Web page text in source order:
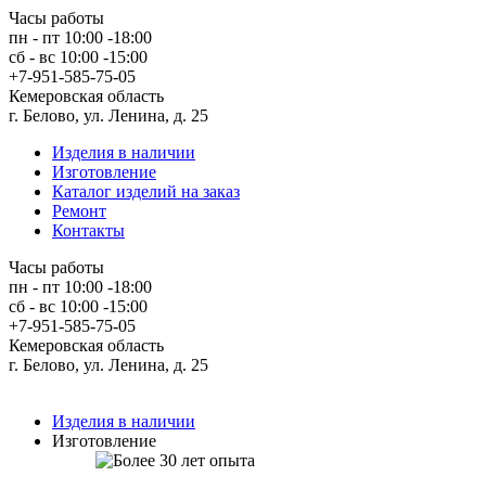
Часы работы
пн - пт 10:00 -18:00
сб - вс 10:00 -15:00
+7-951-585-75-05
Кемеровская область
г. Белово, ул. Ленина, д. 25
Изделия в наличии
Изготовление
Каталог изделий на заказ
Ремонт
Контакты
Часы работы
пн - пт 10:00 -18:00
сб - вс 10:00 -15:00
+7-951-585-75-05
Кемеровская область
г. Белово, ул. Ленина, д. 25
Изделия в наличии
Изготовление